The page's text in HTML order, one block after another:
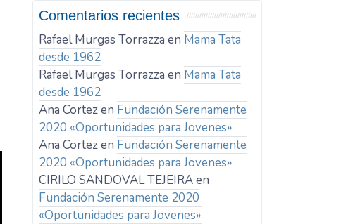
Comentarios recientes
Rafael Murgas Torrazza en Mama Tata
desde 1962
Rafael Murgas Torrazza en Mama Tata
desde 1962
Ana Cortezen Fundación Serenamente
2020 «Oportunidades para Jovenes»
Ana Cortezen Fundación Serenamente
2020 «Oportunidades para Jovenes»
CIRILO SANDOVAL TEJEIRAen
Fundación Serenamente 2020
«Oportunidades para Jovenes»